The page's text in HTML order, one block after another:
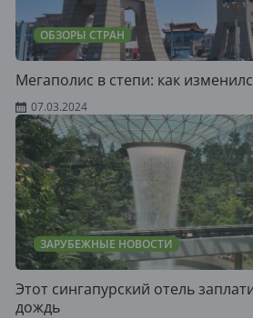
ОБЗОРЫ СТРАН
Мегаполис в степи: как
07.03.2024
ЗАРУБЕЖНЫЕ НОВОСТИ
Этот сингапурский отель
дождь